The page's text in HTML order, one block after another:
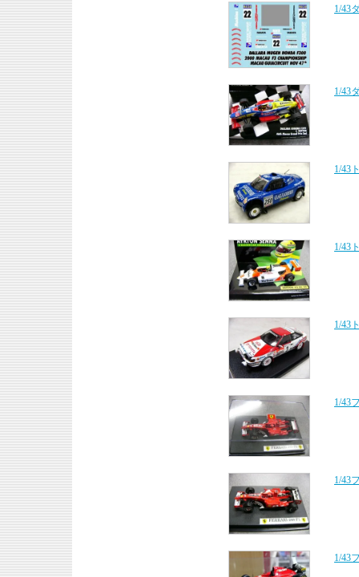
1/43
1/43
1/43
1/43
1/43
1/43
1/43
1/43